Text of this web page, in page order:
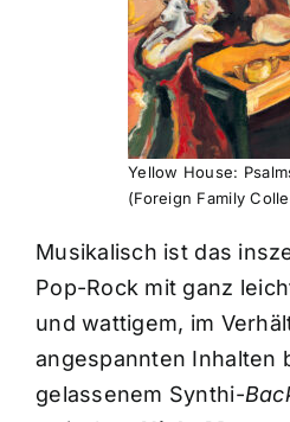
Yellow House:
(Foreign Family
Musikalisch ist das
Pop-Rock mit ganz
und wattigem, im
angespannten Inhalten
gelassenem Synthi-